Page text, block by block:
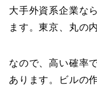
大手外資系企業な
ます。東京、丸の
なので、高い確率
あります。ビルの